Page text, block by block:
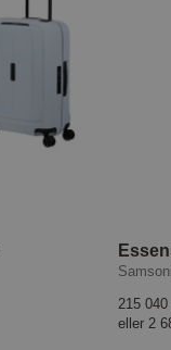
215
eller 2